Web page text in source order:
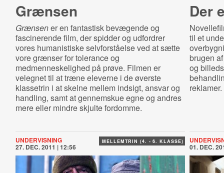
Grænsen
Grænsener en fantastisk bevægende og
fascinerende film, der spidder og udfordrer
vores humanistiske selvforståelse ved at sætte
vore grænser for tolerance og
medmenneskelighed på prøve. Filmen er
velegnet til at træne eleverne i de øverste
klassetrin i at skelne mellem indsigt, ansvar og
handling, samt at gennemskue egne og andres
mere eller mindre skjulte fordomme.
Der
til et
brugen
og
reklamer.
MELLEMTRIN (4. - 6. KLASSE)
UNDERVISNING
27. DEC. 2011 | 12:56 01. DEC.